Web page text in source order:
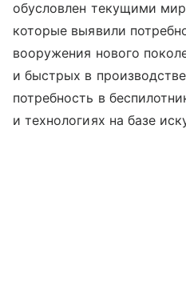
обусловлен текущими
которые выявили
вооружения нового
и быстрых в
потребность в
и технологиях на базе